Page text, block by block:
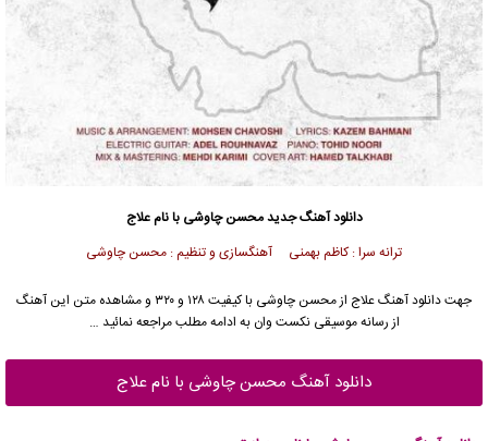
دانلود آهنگ جدیدمحسن چاوشی با نام علاج
ترانه سرا : کاظم بهمنی آهنگسازی و تنظیم : محسن چاوشی
جهت دانلود آهنگ علاج ازمحسن چاوشی
با کیفیت ۱۲۸ و ۳۲۰ و مشاهده متن این آهنگ
از رسانه موسیقی نکست وان به ادامه مطلب مراجعه نمائید …
دانلود آهنگ محسن چاوشی با نام علاج